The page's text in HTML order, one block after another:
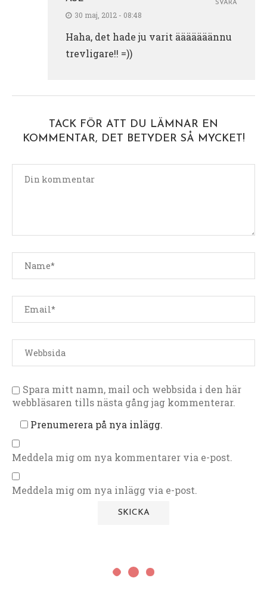
30 maj, 2012 - 08:48
Haha, det hade ju varit ääääääännu
trevligare!! =))
SVARA
TACK FÖR ATT DU LÄMNAR EN
KOMMENTAR, DET BETYDER SÅ MYCKET!
Spara mitt namn, mail och webbsida i den här
webbläsaren tills nästa gång jag kommenterar.
Prenumerera på nya inlägg.
Meddela mig om nya kommentarer via e-post.
Meddela mig om nya inlägg via e-post.